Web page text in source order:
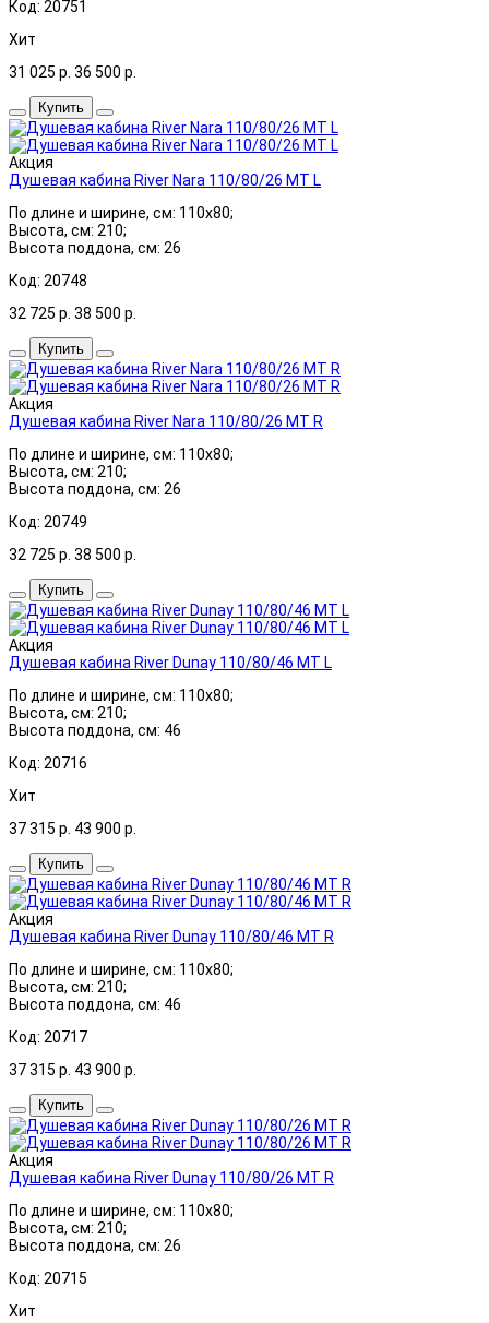
Код: 20751
Хит
31 025 р. 36 500 р.
Купить
Акция
Душевая кабина River Nara 110/80/26 МТ L
По длине и ширине, см: 110x80;
Высота, см: 210;
Высота поддона, см: 26
Код: 20748
32 725 р. 38 500 р.
Купить
Акция
Душевая кабина River Nara 110/80/26 МТ R
По длине и ширине, см: 110x80;
Высота, см: 210;
Высота поддона, см: 26
Код: 20749
32 725 р. 38 500 р.
Купить
Акция
Душевая кабина River Dunay 110/80/46 MT L
По длине и ширине, см: 110x80;
Высота, см: 210;
Высота поддона, см: 46
Код: 20716
Хит
37 315 р. 43 900 р.
Купить
Акция
Душевая кабина River Dunay 110/80/46 MT R
По длине и ширине, см: 110x80;
Высота, см: 210;
Высота поддона, см: 46
Код: 20717
37 315 р. 43 900 р.
Купить
Акция
Душевая кабина River Dunay 110/80/26 MT R
По длине и ширине, см: 110x80;
Высота, см: 210;
Высота поддона, см: 26
Код: 20715
Хит